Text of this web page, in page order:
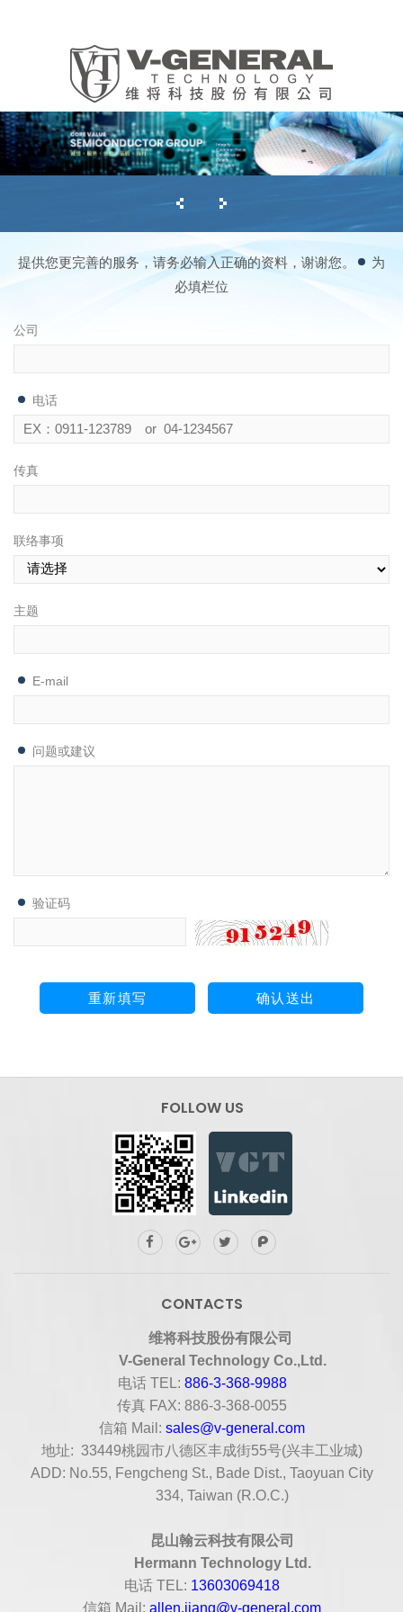
提供您更完善的服务，请务必输入正确的资料，谢谢您。
为
必填栏位
公司
电话
传真
联络事项
主题
E-mail
问题或建议
验证码
重新填写 确认送出
FOLLOW US
CONTACTS
维将科技股份有限公司
V-General Technology Co.,Ltd.
电话TEL: 886-3-368-9988
传真 FAX: 886-3-368-0055
信箱 Mail: sales@v-general.com
地址: 33449桃园市八德区丰成街55号(兴丰工业城)
ADD: No.55, Fengcheng St., Bade Dist., Taoyuan City
334, Taiwan (R.O.C.)
昆山翰云科技有限公司
Hermann Technology Ltd.
电话 TEL: 13603069418
信箱 Mail: allen.jiang@v-general.com